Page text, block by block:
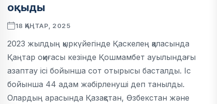
оқыды
18 ҚАҢТАР, 2025
2023 жылдың қыркүйегінде Қаскелең қаласында
Қаңтар оқиғасы кезінде Қошмамбет ауылындағы
азаптау ісі бойынша сот отырысы басталды. Іс
бойынша 44 адам жәбірленуші деп танылды.
Олардың арасында Қазақстан, Өзбекстан және